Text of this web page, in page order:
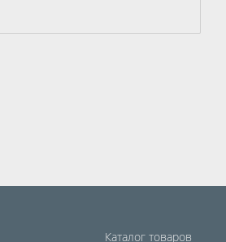
Каталог товаров